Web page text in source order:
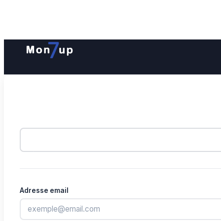
Adresse email